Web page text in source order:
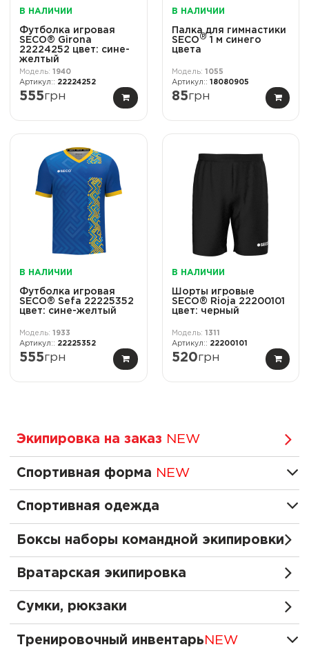
В НАЛИЧИИ
Футболка игровая
SECO® Girona
22224252 цвет: сине-
желтый
1940
22224252
555грн
В НАЛИЧИИ
Палка для гимнастики
SECO® 1 м синего
цвета
1055
18080905
85грн
В НАЛИЧИИ
Футболка игровая
SECO® Sefa 22225352
цвет: сине-желтый
1933
22225352
555грн
В НАЛИЧИИ
Шорты игровые
SECO® Rioja 22200101
цвет: черный
1311
22200101
520грн
Экипировка на заказ NEW
Спортивная форма NEW
Спортивная одежда
Боксы наборы командной экипировки
Вратарская экипировка
Сумки, рюкзаки
Тренировочный инвентарь NEW